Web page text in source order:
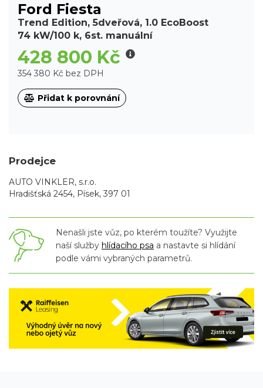
Ford Fiesta
Trend Edition, 5dveřová, 1.0 EcoBoost
74 kW/100 k, 6st. manuální
428 800 Kč
354 380 Kč bez DPH
Přidat k porovnání
Prodejce
AUTO VINKLER, s.r.o.
Hradišťská 2454, Písek, 397 01
Nenašli jste vůz, po kterém toužíte? Využijte
naší služby hlídacího psa a nastavte si hlídání
podle vámi vybraných parametrů.